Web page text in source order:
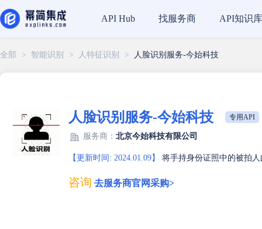
API Hub 找服务商 API知识库
全部 > 智能识别 > 人特征识别 > 人脸识别服务-今始科技
人脸识别服务-今始科技 专用API
服务商： 北京今始科技有限公司
【更新时间: 2024.01.09】 将手持身份证照中的被拍
咨询 去服务商官网采购>